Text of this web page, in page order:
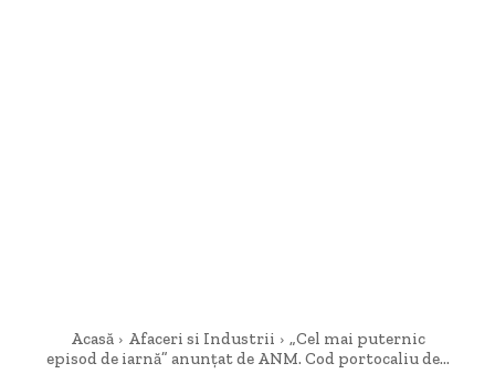
Acasă Afaceri si Industrii
„Cel mai puternic
episod de iarnă” anunțat de ANM. Cod portocaliu de...